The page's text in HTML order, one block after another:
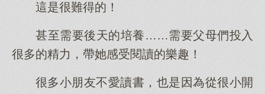
這是很難得的！
甚至需要後天的培養……需要父母們投入
很多的精力，帶她感受閱讀的樂趣！
很多小朋友不愛讀書，也是因為從很小開